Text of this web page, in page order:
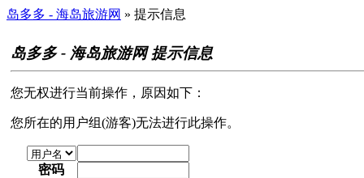
岛多多 - 海岛旅游网 » 提示信息
岛多多 - 海岛旅游网 提示信息
您无权进行当前操作，原因如下：
您所在的用户组(游客)无法进行此操作。
密码